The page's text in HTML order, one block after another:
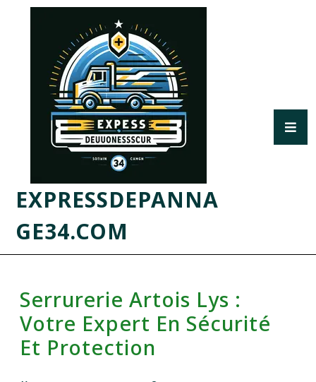
EXPRESSDEPANNA
GE34.COM
Serrurerie Artois Lys :
Votre Expert En Sécurité
Et Protection